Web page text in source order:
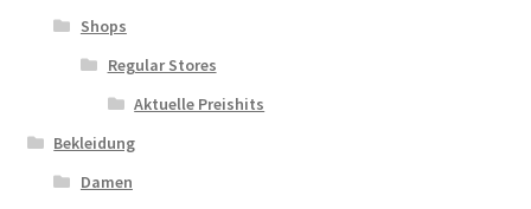
Shops
Regular Stores
Aktuelle Preishits
Bekleidung
Damen